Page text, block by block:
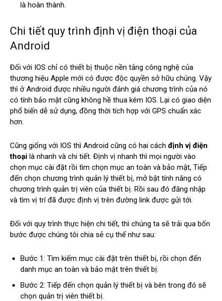
là hoàn thành.
Chi tiết quy trình định vị điện thoại của
Android
Đối với IOS chỉ có thiết bị thuộc nền tảng công nghệ của
thương hiệu Apple mới có được độc quyền sở hữu chúng. Vậy
thì ở Android được nhiều người đánh giá chương trình của nó
có tính bảo mật cũng không hề thua kém IOS. Lại có giao diện
phổ biến dễ sử dụng, đồng thời tích hợp với GPS chuẩn xác
hơn.
Cũng giống với IOS thì Android cũng có hai cách định vị điện
thoại là nhanh và chi tiết. Định vị nhanh thì mọi người vào
chọn mục cài đặt rồi tìm chọn mục an toàn và bảo mật, Tiếp
đến chọn chương trình quản lý thiết bị, mở bật tính năng có
chương trình quản trị viên của thiết bị. Rồi sau đó đăng nhập
và tìm vị trí đã được định vị trên đường link được gửi tới.
Đối với quy trình thực hiện chi tiết, thì chúng ta sẽ trải qua bốn
bước được chúng tôi chia sẻ cụ thể như sau:
Bước 1: Tìm kiếm mục cài đặt trên thiết bị, rồi chọn đến
danh mục an toàn và bảo mật trên thiết bị.
Bước 2: Tiếp đến chọn quản lý thiết bị và bên trong đó sẽ
chọn quản trị viên thiết bị.